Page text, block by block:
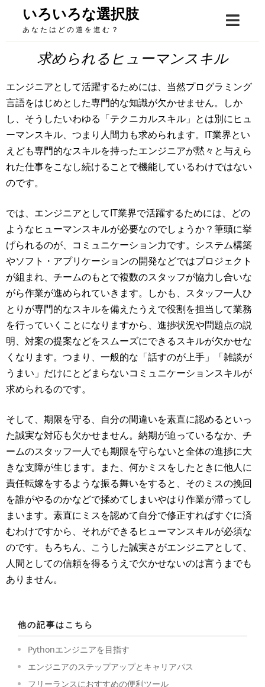
content
いろいろな選択肢
あなたはどの道を進む？
求められるヒューマンスキル
エンジニアとして活躍するためには、当然プログラミング
言語をはじめとした専門的な知識が欠かせません。しか
し、そうしたいわゆる「テクニカルスキル」とは別にヒュ
ーマンスキル、つまり人間力も求められます。IT業界とい
えども専門的なスキルを持ったエンジニアが黙々と与えら
れた仕事をこなし続けることで機能しているわけではない
のです。
では、エンジニアとしてIT業界で活躍するためには、どの
ようなヒューマンスキルが必要なのでしょうか？筆頭に挙
げられるのが、コミュニケーション力です。システム構築
やソフト・アプリケーションの開発などではプロジェクト
が組まれ、チームのもとで複数のスタッフが協力し合いな
がら作業が進められていきます。しかも、スタッフ一人ひ
とりが専門的なスキルを備えたうえで役割を担当して業務
を行っていくことになりますから、進捗状況や問題点の説
明、対案の提案などをスムーズにできるスキルが欠かせな
くなります。つまり、一般的な「話すのが上手」「雑談が
うまい」だけにとどまらないコミュニケーションスキルが
求められるのです。
そして、期限を守る、自分の間違いを素直に認めるといっ
た誠実な対応も欠かせません。納期が迫っているなか、チ
ームのスタッフ一人でも期限を守らないと全体の進捗に大
きな支障が生じます。また、何かミスをしたときに他人に
責任転嫁をするような振る舞いをすると、そのミスの挽回
を誰がやるのかなどで揉めてしまいやはり作業が滞ってし
まいます。素直にミスを認めて自分で修正すればすぐに済
むわけですから、それができるヒューマンスキルが必須な
のです。もろちん、こうした誠実さがエンジニアとして、
人間としての信頼を得るうえで欠かせないのは言うまでも
ありません。
他の記事はこちら
Pythonエンジニアを目指す
エンジニアのステップアップとキャリアパス
フリーランスにおすすめの便利ツール